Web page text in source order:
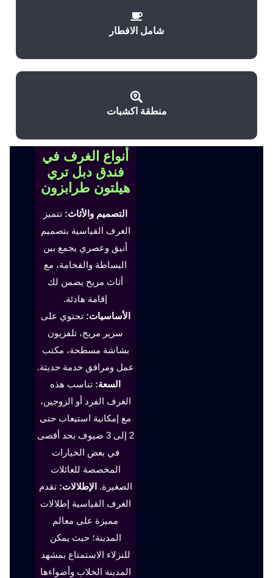
شامل الافطار
منطقة اكشبات
أنواع الغرف في
فندق دبل تري
هيلتون طرابزون
التصميم والأثاث: تتميز
الغرف القياسية بتصميم
أنيق وعصري يجمع بين
البساطة والفخامة، مع
أثاث مريح يضمن لك
إقامة هادئة.
الأساسيات: تحتوي على
سرير مريح، تلفزيون
بشاشة مسطحة، مكتب
عمل ومرافق خدمة حديثة.
السعة: تناسب هذه
الغرف الفرد أو الزوجين،
مع إمكانية استيعاب حتى
2 إلى 3 ضيوف بحد أقصى
في بعض الخيارات
المخصصة للعائلات
الصغيرة. الإطلالات: تقدم
الغرف القياسية إطلالات
مميزة على معالم
المدينة؛ حيث يمكن
للنزلاء الاستمتاع بمشهد
المدينة الخلاب وأضواءها